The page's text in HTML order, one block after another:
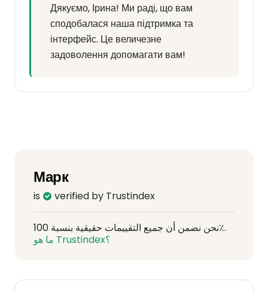
Дякуємо, Ірина! Ми раді, що вам
сподобалася наша підтримка та
інтерфейс. Це величезне
задоволення допомагати вам!
Марк
is verified by Trustindex
نحن نضمن أن جميع التقييمات حقيقية بنسبة 100٪.
ما هو Trustindex؟